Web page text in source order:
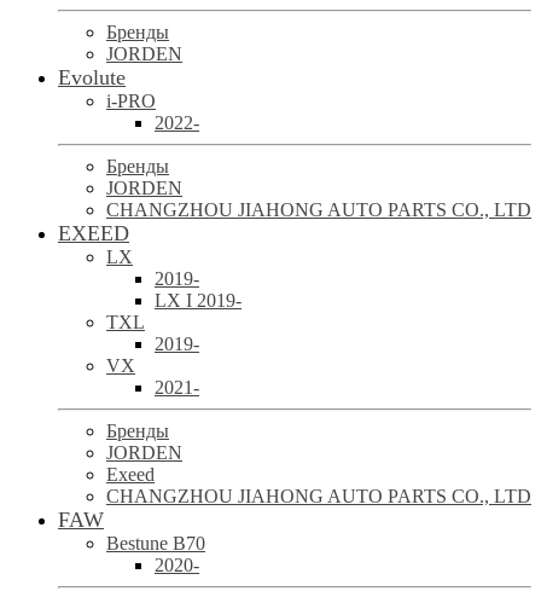
Бренды
JORDEN
Evolute
i-PRO
2022-
Бренды
JORDEN
CHANGZHOU JIAHONG AUTO PARTS CO., LTD
EXEED
LX
2019-
LX I 2019-
TXL
2019-
VX
2021-
Бренды
JORDEN
Exeed
CHANGZHOU JIAHONG AUTO PARTS CO., LTD
FAW
Bestune B70
2020-